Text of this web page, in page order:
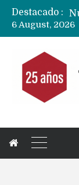
Destacado :
6 August, 2026